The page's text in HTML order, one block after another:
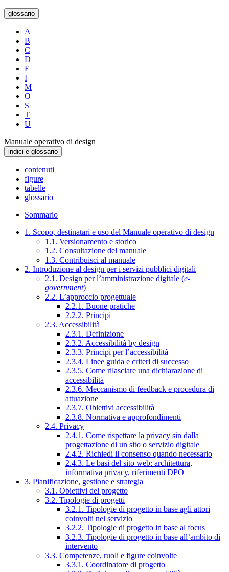
glossario
A
B
C
D
E
I
M
O
S
T
U
Manuale operativo di design
indici e glossario
contenuti
figure
tabelle
glossario
Sommario
1. Scopo, destinatari e uso del Manuale operativo di design
1.1. Versionamento e storico
1.2. Consultazione del manuale
1.3. Contribuisci al manuale
2. Introduzione al design per i servizi pubblici digitali
2.1. Design per l’amministrazione digitale (e-
government)
2.2. L’approccio progettuale
2.2.1. Buone pratiche
2.2.2. Principi
2.3. Accessibilità
2.3.1. Definizione
2.3.2. Accessibilità by design
2.3.3. Principi per l’accessibilità
2.3.4. Linee guida e criteri di successo
2.3.5. Come rilasciare una dichiarazione di
accessibilità
2.3.6. Meccanismo di feedback e procedura di
attuazione
2.3.7. Obiettivi accessibilità
2.3.8. Normativa e approfondimenti
2.4. Privacy
2.4.1. Come rispettare la privacy sin dalla
progettazione di un sito o servizio digitale
2.4.2. Richiedi il consenso quando necessario
2.4.3. Le basi del sito web: architettura,
informativa privacy, riferimenti DPO
3. Pianificazione, gestione e strategia
3.1. Obiettivi del progetto
3.2. Tipologie di progetti
3.2.1. Tipologie di progetto in base agli attori
coinvolti nel servizio
3.2.2. Tipologie di progetto in base al focus
3.2.3. Tipologie di progetto in base all’ambito di
intervento
3.3. Competenze, ruoli e figure coinvolte
3.3.1. Coordinatore di progetto